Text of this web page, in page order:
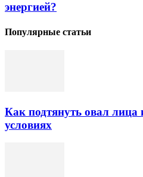
энергией?
Популярные статьи
Как подтянуть овал
условиях